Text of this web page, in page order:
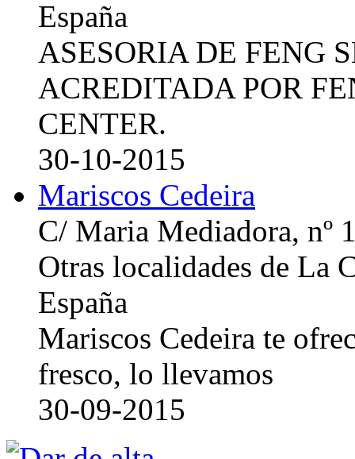
España
ASESORIA DE FENG
ACREDITADA POR
CENTER.
30-10-2015
Mariscos Cedeira
C/ Maria Mediadora, nº
Otras localidades de La
España
Mariscos Cedeira te
fresco, lo llevamos
30-09-2015